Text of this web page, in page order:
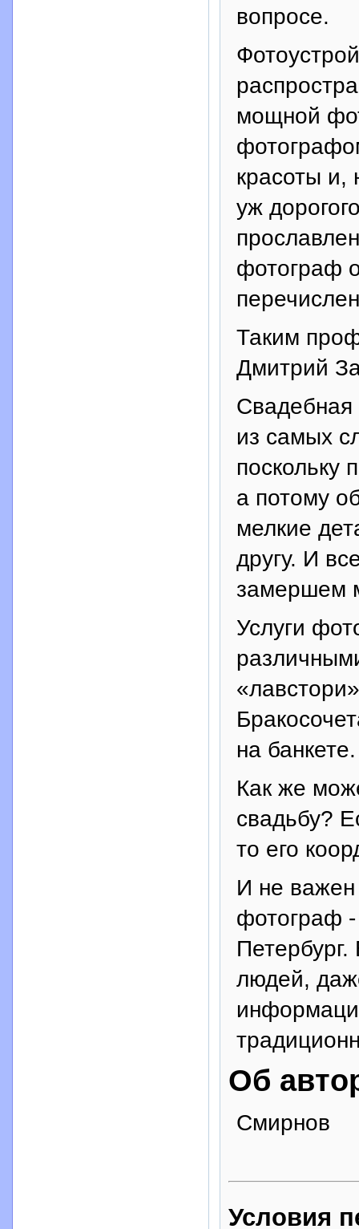
вопросе.
мощной
красоты и,
уж
фотограф
Таким
Дмитрий
Свадебная
из самых
поскольку
а потому
мелкие
другу. И
замершем
Услуги
на банкете.
Как же
свадьбу?
то его
И не важен
фотограф
людей,
Об
Смирнов
Условия